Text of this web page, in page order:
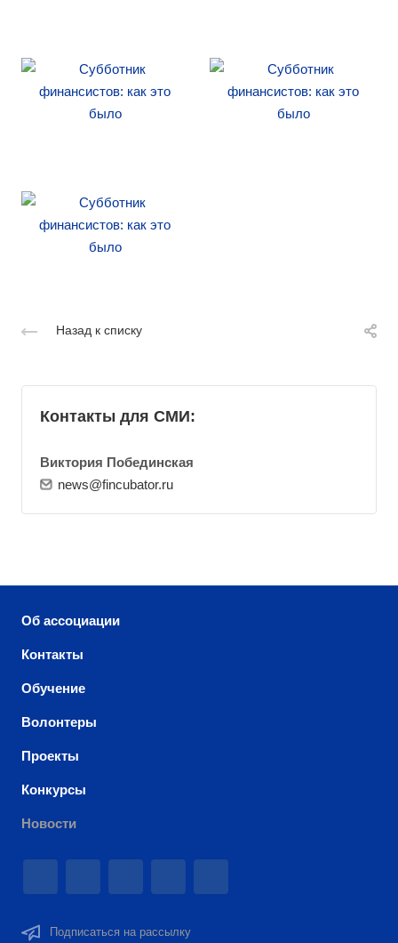
Назад к списку
Контакты для СМИ:
Виктория Побединская
news@fincubator.ru
Об ассоциации
Контакты
Обучение
Волонтеры
Проекты
Конкурсы
Новости
Подписаться на рассылку